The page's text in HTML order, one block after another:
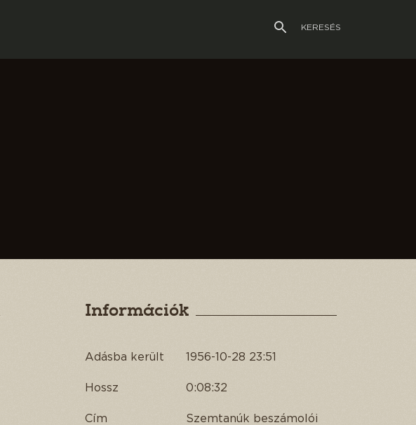
KERESÉS
Információk
Adásba került 1956-10-28 23:51
Hossz 0:08:32
Cím Szemtanúk beszámolói